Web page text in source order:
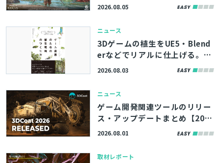
ョンなど500点以上、ArtStati
2026.08.05
ニュース
3Dゲームの植生をUE5・Blend
erなどでリアルに仕上げる。書
籍『ゲーム背景のための植生環
2026.08.03
ニュース
ゲーム開発関連ツールのリリー
ス・アップデートまとめ【202
6/8/1】
2026.08.01
取材レポート